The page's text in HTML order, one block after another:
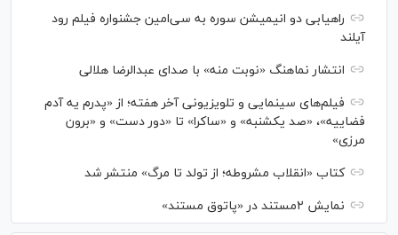
راهیابی دو انیمیشن سوره به سی‌امین جشنواره فیلم رود
آیلند
انتشار نماهنگ «نوبت منه» با صدای عبدالرضا هلالی
فیلم‌های سینمایی و تلویزیونی آخر هفته؛ از «پدرم یه آدم
فضاییه»، «صد یکشنبه» و «ساکرا» تا «دور دست» و «برون
مرزی»
کتاب «انقلاب مشروطه؛ از تولد تا مرگ» منتشر شد
نمایش ۲مستند در «پاتوق مستند»